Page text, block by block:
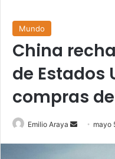
Mundo
China
de Estados
compras
Emilio Araya
Send mayo